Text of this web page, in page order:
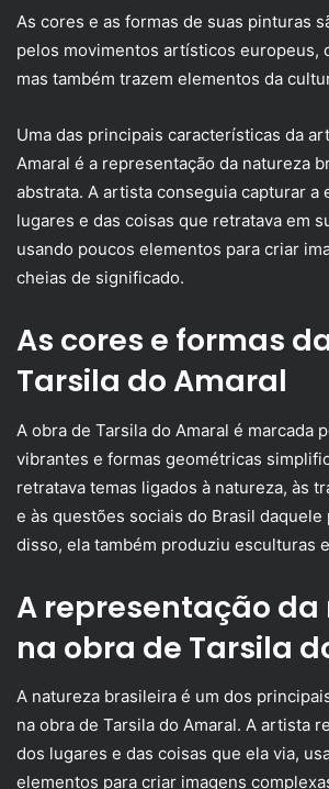
As cores e as formas de suas pinturas
pelos movimentos artísticos europeus,
mas também trazem elementos da
Uma das principais características da
Amaral é a representação da natureza
abstrata. A artista conseguia capturar a
lugares e das coisas que retratava em
usando poucos elementos para criar
cheias de significado.
As cores e formas
Tarsila do Amaral
A obra de Tarsila do Amaral é marcada
vibrantes e formas geométricas
retratava temas ligados à natureza, às
e às questões sociais do Brasil daquele
disso, ela também produziu esculturas
A representação da
na obra de Tarsila
A natureza brasileira é um dos
na obra de Tarsila do Amaral. A artista
dos lugares e das coisas que ela via,
elementos para criar imagens